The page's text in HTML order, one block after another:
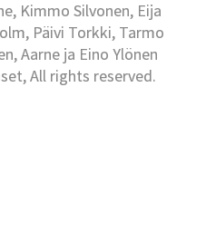
Kimmo Silvonen, Eija
Päivi Torkki, Tarmo
Aarne ja Eino Ylönen
All rights reserved.